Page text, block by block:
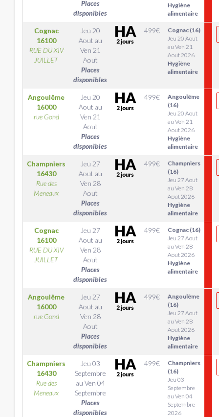
Places
disponibles
Hygiène
alimentaire
Cognac
16100
RUE DU XIV
JUILLET
Jeu 20
Aout au
Ven 21
Aout
Places
disponibles
499€
Cognac (16)
Jeu 20 Aout
au Ven 21
Aout 2026
Hygiène
alimentaire
Angoulême
16000
rue Gond
Jeu 20
Aout au
Ven 21
Aout
Places
disponibles
499€
Angoulême
(16)
Jeu 20 Aout
au Ven 21
Aout 2026
Hygiène
alimentaire
Champniers
16430
Rue des
Meneaux
Jeu 27
Aout au
Ven 28
Aout
Places
disponibles
499€
Champniers
(16)
Jeu 27 Aout
au Ven 28
Aout 2026
Hygiène
alimentaire
Cognac
16100
RUE DU XIV
JUILLET
Jeu 27
Aout au
Ven 28
Aout
Places
disponibles
499€
Cognac (16)
Jeu 27 Aout
au Ven 28
Aout 2026
Hygiène
alimentaire
Angoulême
16000
rue Gond
Jeu 27
Aout au
Ven 28
Aout
Places
disponibles
499€
Angoulême
(16)
Jeu 27 Aout
au Ven 28
Aout 2026
Hygiène
alimentaire
Champniers
16430
Rue des
Meneaux
Jeu 03
Septembre
au Ven 04
Septembre
Places
disponibles
499€
Champniers
(16)
Jeu 03
Septembre
au Ven 04
Septembre
2026